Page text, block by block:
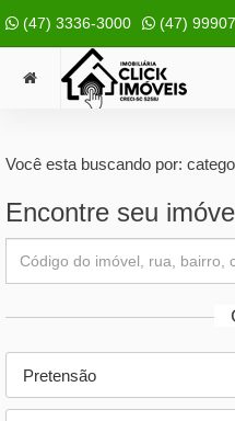
(47) 3336-3000 (47)
Você esta buscando por:
Encontre seu
Pretensão